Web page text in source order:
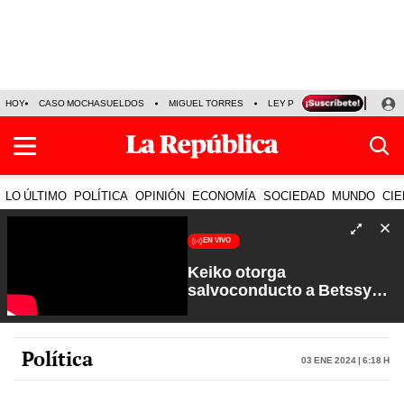
HOY CASO MOCHASUELDOS MIGUEL TORRES LEY PULPÍN PRECIO DEL
LO ÚLTIMO POLÍTICA OPINIÓN ECONOMÍA SOCIEDAD MUNDO
EN VIVO
Keiko otorga
salvoconducto a Betssy
Petroperú | Sin Guion con
Rosa María Palacios
Política 03 Ene 2024 | 6:18 h